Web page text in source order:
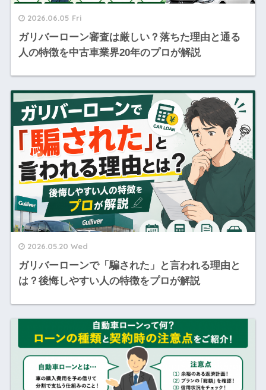
2026.06.05 Fri
ガリバーローン審査は厳しい？落ちた理由と通る
人の特徴を中古車業界20年のプロが解説
2026.05.20 Wed
ガリバーローンで「騙された」と言われる理由と
は？後悔しやすい人の特徴をプロが解説